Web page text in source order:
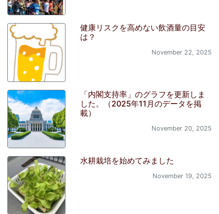
健康リスクを高めない飲酒量の目安
は？
November 22, 2025
「内閣支持率」のグラフを更新しま
した。（2025年11月のデータを掲
載）
November 20, 2025
水耕栽培を始めてみました
November 19, 2025